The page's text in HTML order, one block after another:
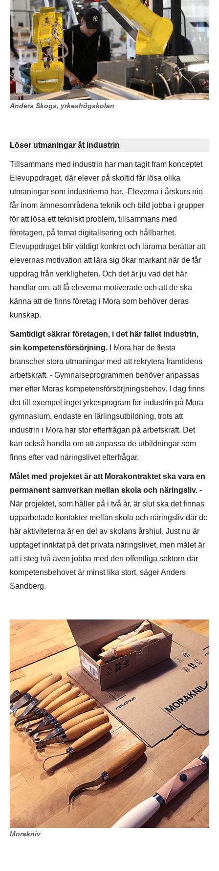
Anders Skogs, yrkeshögskolan
Löser utmaningar åt industrin
Tillsammans med industrin har man tagit fram konceptet
Elevuppdraget, där elever på skoltid får lösa olika
utmaningar som industrierna har. -Eleverna i årskurs nio
får inom ämnesområdena teknik och bild jobba i grupper
för att lösa ett tekniskt problem, tillsammans med
företagen, på temat digitalisering och hållbarhet.
Elevuppdraget blir väldigt konkret och lärarna berättar att
elevernas motivation att lära sig ökar markant när de får
uppdrag från verkligheten. Och det är ju vad det här
handlar om, att få eleverna motiverade och att de ska
känna att de finns företag i Mora som behöver deras
kunskap.
Samtidigt säkrar företagen, i det här fallet industrin,
sin kompetensförsörjning. I Mora har de flesta
branscher stora utmaningar med att rekrytera framtidens
arbetskraft. - Gymnaiseprogrammen behöver anpassas
mer efter Moras kompetensförsörjningsbehov. I dag finns
det till exempel inget yrkesprogram för industrin på Mora
gymnasium, endaste en lärlingsutbildning, trots att
industrin i Mora har stor efterfrågan på arbetskraft. Det
kan också handla om att anpassa de utbildningar som
finns efter vad näringslivet efterfrågar.
Målet med projektet är att Morakontraktet ska vara en
permanent samverkan mellan skola och näringsliv. -
När projektet, som håller på i två år, är slut ska det finnas
upparbetade kontakter mellan skola och näringsliv där de
här aktiviteterna är en del av skolans årshjul. Just nu är
upptaget inriktat på det privata näringslivet, men målet är
att i steg två även jobba med den offentliga sektorn där
kompetensbehovet är minst lika stort, säger Anders
Sandberg.
Morakniv